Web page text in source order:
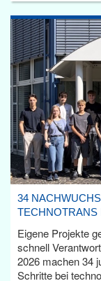
34
TECHNOTRANS
Eigene Projekte
schnell
2026 machen 34
Schritte bei